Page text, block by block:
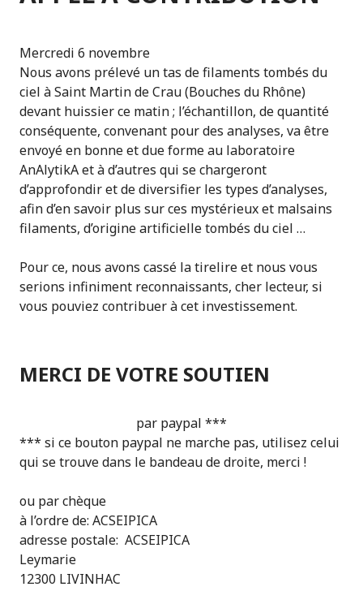
Mercredi 6 novembre
Nous avons prélevé un tas de filaments tombés du
ciel à Saint Martin de Crau (Bouches du Rhône)
devant huissier ce matin ; l’échantillon, de quantité
conséquente, convenant pour des analyses, va être
envoyé en bonne et due forme au laboratoire
AnAlytikA et à d’autres qui se chargeront
d’approfondir et de diversifier les types d’analyses,
afin d’en savoir plus sur ces mystérieux et malsains
filaments, d’origine artificielle tombés du ciel …
Pour ce, nous avons cassé la tirelire et nous vous
serions infiniment reconnaissants, cher lecteur, si
vous pouviez contribuer à cet investissement.
MERCI DE VOTRE SOUTIEN
par paypal ***
*** si ce bouton paypal ne marche pas, utilisez celui
qui se trouve dans le bandeau de droite, merci !
ou par chèque
à l’ordre de: ACSEIPICA
adresse postale: ACSEIPICA
Leymarie
12300 LIVINHAC